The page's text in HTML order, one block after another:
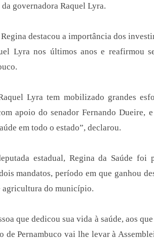
governadora Raquel Lyra.
destacou a importância dos
Lyra nos últimos anos e reafirmou
Lyra tem mobilizado grandes
apoio do senador Fernando Dueire,
em todo o estado”, declarou.
estadual, Regina da Saúde
mandatos, período em que ganhou
agricultura do município.
que dedicou sua vida à saúde, aos
de Pernambuco vai lhe levar à